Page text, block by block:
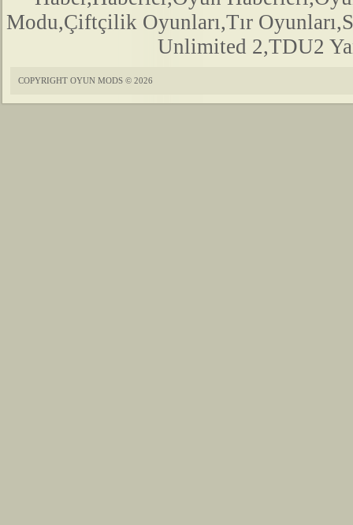
Modu,Çiftçilik Oyunları,Tır
Unlimited 2,TDU2
COPYRIGHT OYUN MODS © 2026